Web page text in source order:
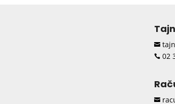

02
